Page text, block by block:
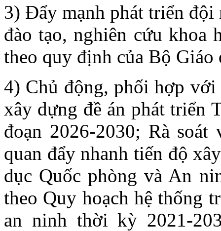
3) Đẩy mạnh phát triển đội
đào tạo, nghiên cứu khoa
theo quy định của Bộ Giáo
4) Chủ động, phối hợp
xây dựng đề án phát triển
đoạn 2026-2030; Rà
quan đẩy nhanh tiến độ
dục Quốc phòng và An
theo Quy hoạch hệ thống
an ninh thời kỳ 2021-